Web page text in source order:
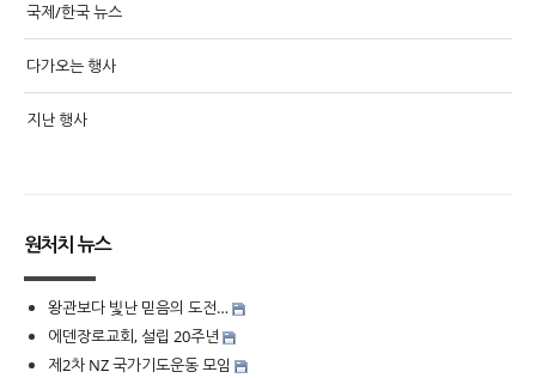
국제/한국 뉴스
다가오는 행사
지난 행사
원처치 뉴스
왕관보다 빛난 믿음의 도전…
에덴장로교회, 설립 20주년
제2차 NZ 국가기도운동 모임